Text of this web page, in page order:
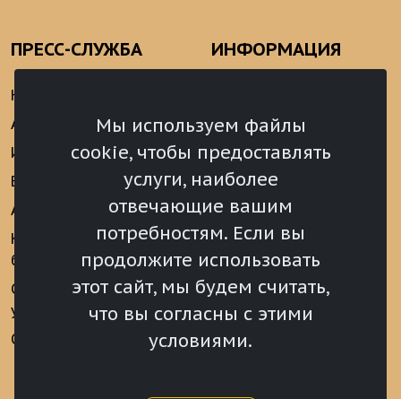
Мы используем файлы
cookie, чтобы предоставлять
услуги, наиболее
отвечающие вашим
потребностям. Если вы
продолжите использовать
этот сайт, мы будем считать,
что вы согласны с этими
условиями.
ПРЕСС-СЛУЖБА
Новости
Анонсы
Интервью
Видеоматериалы
Аккредитация
Конкурс «Хрустальный
барс»
Сведения о СМИ
учрежденных ВС РХ
Опросы и голосования
ИНФОРМАЦИЯ
аналитические
материалы
Реализация Послания
Президента РФ
Федеральному
Собранию РФ
Местное
самоуправление
Финансы
Награды